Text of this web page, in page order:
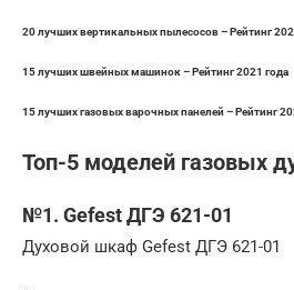
20 лучших вертикальных пылесосов – Рейтинг
15 лучших швейных машинок – Рейтинг 2021 года
15 лучших газовых варочных панелей – Рейтинг
Топ-5 моделей газовых
№1. Gefest ДГЭ 621-01
Духовой шкаф Gefest ДГЭ 621-01